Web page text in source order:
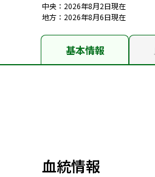
中央：2026年8月2日現在
地方：2026年8月6日現在
基本情報
血統情報